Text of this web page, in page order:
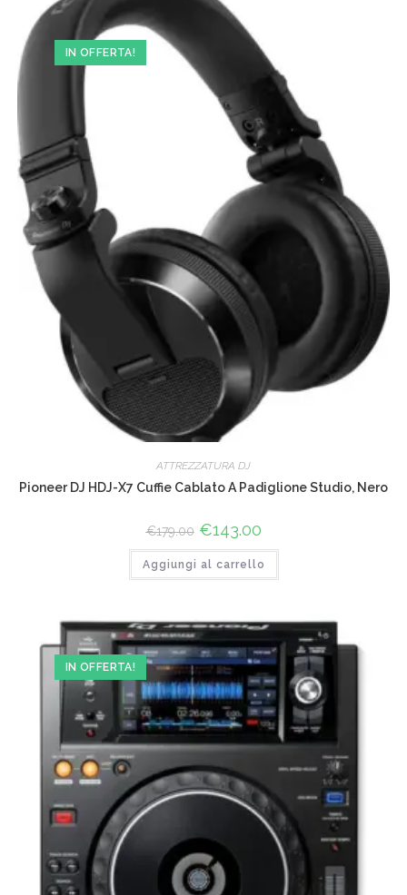
IN OFFERTA!
ATTREZZATURA DJ
Pioneer DJ HDJ-X7 Cuffie Cablato A Padiglione Studio, Nero
€179.00 Il
prezzo
originale
era:
€179.00.
€143.00Il
attuale
è:
€143.00.
Aggiungi al carrello
IN OFFERTA!